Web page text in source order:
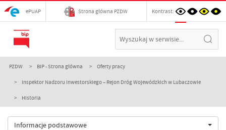
ePUAP Strona główna PZDW Kontrast:
PZDW BIP - Strona główna Oferty pracy
Inspektor Nadzoru Inwestorskiego – Rejon Dróg Wojewódzkich w Lubaczowie
Historia
Informacje podstawowe